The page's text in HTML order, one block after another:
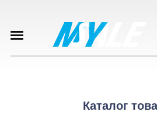
Каталог